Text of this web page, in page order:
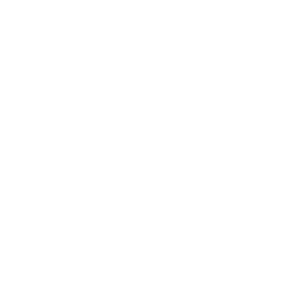
VILL 10% VILL 5% VISKOOS